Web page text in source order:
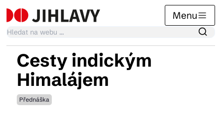
Menu
Kalendář akcí
Tradiční akce
Cesty indickým
Himalájem
Přednáška